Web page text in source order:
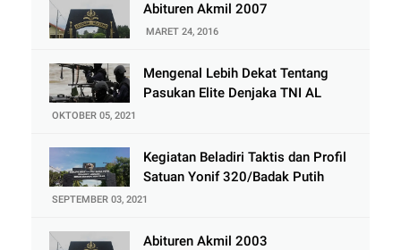
Abituren Akmil 2007
MARET 24, 2016
Mengenal Lebih Dekat Tentang
Pasukan Elite Denjaka TNI AL
OKTOBER 05, 2021
Kegiatan Beladiri Taktis dan Profil
Satuan Yonif 320/Badak Putih
SEPTEMBER 03, 2021
Abituren Akmil 2003